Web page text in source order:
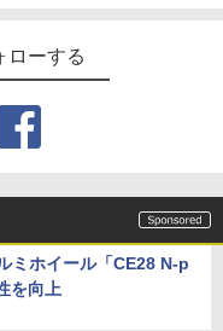
ローする
ミホイール「CE28 N-p
を向上